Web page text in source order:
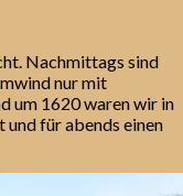
Nachmittags sind
nur mit
um 1620 waren wir in
und für abends einen